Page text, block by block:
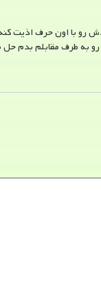
با اون حرف اذیت
رو به طرف مقابلم بدم